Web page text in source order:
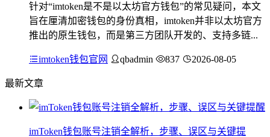
针对“imtoken是不是以太坊官方钱包”的常见疑问，本文
旨在厘清加密钱包的身份真相，imtoken并非以太坊官方
推出的原生钱包，而是第三方团队开发的、支持多链...
imtoken钱包官网 qbadmin 837 2026-08-05
最新文章
imToken钱包账号注销全解析，步骤、误区与关键提